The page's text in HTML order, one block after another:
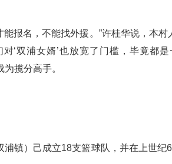
报名，不能找外援。”许桂华说，本
‘双浦女婿’也放宽了门槛，毕竟都
揽分高手。
镇）己成立18支篮球队，并在上世纪